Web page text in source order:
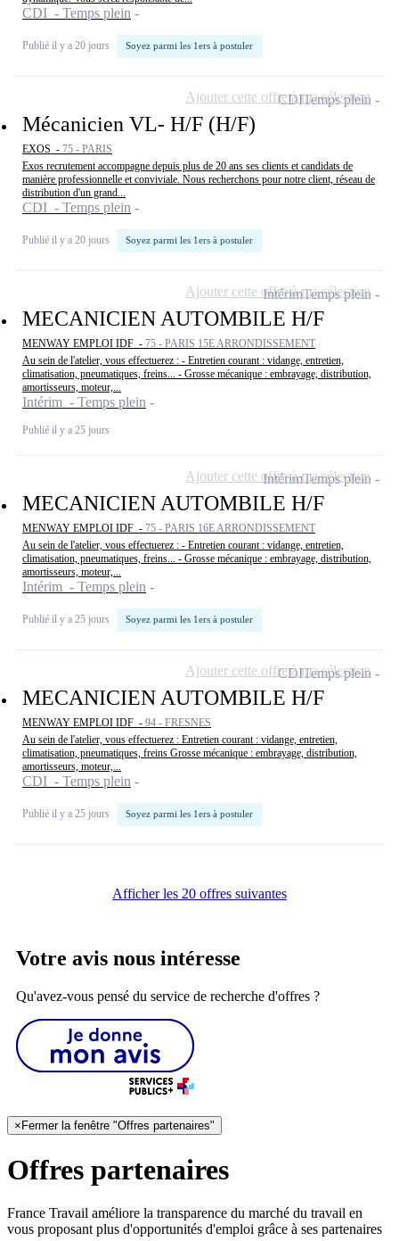
CDI - Temps plein
Publié il y a 20 jours Soyez parmi les 1ers à postuler
Mécanicien VL- H/F (H/F)
EXOS - 75 - PARIS
Exos recrutement accompagne depuis plus de 20 ans ses clients et candidats de
manière professionnelle et conviviale. Nous recherchons pour notre client, réseau de
distribution d'un grand...
CDI - Temps plein
Publié il y a 20 jours Soyez parmi les 1ers à postuler
CDITemps plein
Ajouter cette offre à ma sélection
MECANICIEN AUTOMBILE H/F
MENWAY EMPLOI IDF - 75 - PARIS 15E ARRONDISSEMENT
Au sein de l'atelier, vous effectuerez : - Entretien courant : vidange, entretien,
climatisation, pneumatiques, freins... - Grosse mécanique : embrayage, distribution,
amortisseurs, moteur,...
Intérim - Temps plein
Publié il y a 25 jours
IntérimTemps plein
Ajouter cette offre à ma sélection
MECANICIEN AUTOMBILE H/F
MENWAY EMPLOI IDF - 75 - PARIS 16E ARRONDISSEMENT
Au sein de l'atelier, vous effectuerez : - Entretien courant : vidange, entretien,
climatisation, pneumatiques, freins... - Grosse mécanique : embrayage, distribution,
amortisseurs, moteur,...
Intérim - Temps plein
Publié il y a 25 jours Soyez parmi les 1ers à postuler
IntérimTemps plein
Ajouter cette offre à ma sélection
MECANICIEN AUTOMBILE H/F
MENWAY EMPLOI IDF - 94 - FRESNES
Au sein de l'atelier, vous effectuerez : Entretien courant : vidange, entretien,
climatisation, pneumatiques, freins Grosse mécanique : embrayage, distribution,
amortisseurs, moteur,...
CDI - Temps plein
Publié il y a 25 jours Soyez parmi les 1ers à postuler
CDITemps plein
Ajouter cette offre à ma sélection
Afficher les 20 offres suivantes
Votre avis nous intéresse
Qu'avez-vous pensé du service de recherche d'offres ?
×Fermer la fenêtre "Offres partenaires"
Offres partenaires
France Travail améliore la transparence du marché du travail en
vous proposant plus d'opportunités d'emploi grâce à ses partenaires